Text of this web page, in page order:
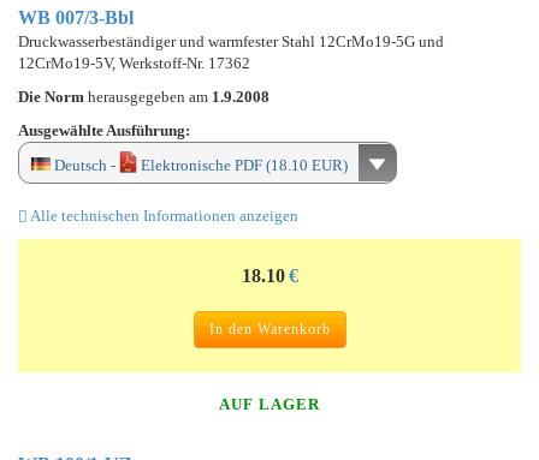
WB 007/3-Bbl
Druckwasserbeständiger und warmfester Stahl 12CrMo19-5G und
12CrMo19-5V, Werkstoff-Nr. 17362
Die Norm herausgegeben am 1.9.2008
Ausgewählte Ausführung:
Deutsch -
Elektronische PDF (18.10 EUR)
Alle technischen Informationen anzeigen
18.10 €
In den Warenkorb
AUF LAGER